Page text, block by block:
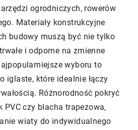
ogrodniczych, rowerów
Materiały konstrukcyjne
budowy muszą być nie tylko
i odporne na zmienne
wyboru to
iglaste, które idealnie łączy
Różnorodność pokryć
PVC czy blacha trapezowa,
wiaty do indywidualnego